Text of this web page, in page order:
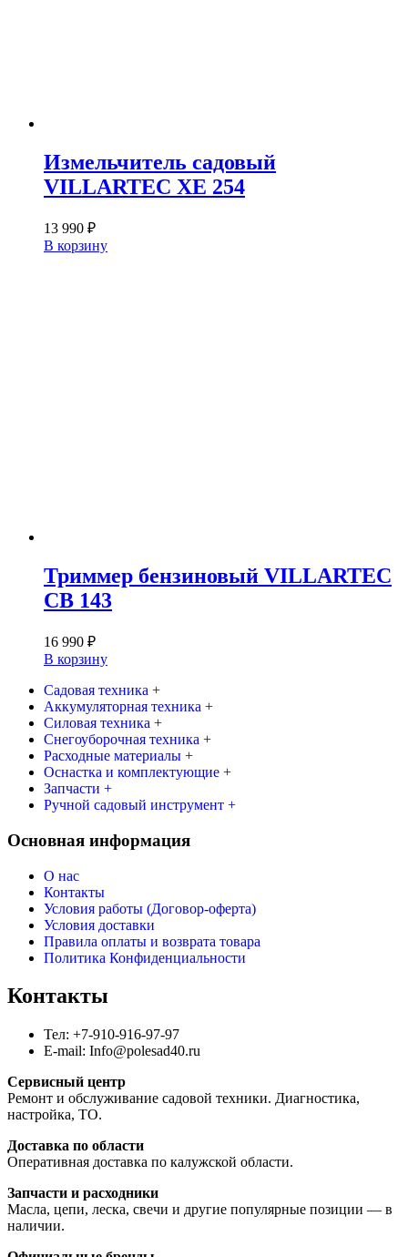
Измельчитель садовый
VILLARTEC XE 254
13 990 ₽
В корзину
Триммер бензиновый VILLARTEC
CB 143
16 990 ₽
В корзину
Садовая техника +
Аккумуляторная техника +
Силовая техника +
Снегоуборочная техника +
Расходные материалы +
Оснастка и комплектующие +
Запчасти +
Ручной садовый инструмент +
Основная информация
О нас
Контакты
Условия работы (Договор-оферта)
Условия доставки
Правила оплаты и возврата товара
Политика Конфиденциальности
Контакты
Тел: +7-910-916-97-97
E-mail: Info@polesad40.ru
Сервисный центр
Ремонт и обслуживание садовой техники. Диагностика,
настройка, ТО.
Доставка по области
Оперативная доставка по калужской области.
Запчасти и расходники
Масла, цепи, леска, свечи и другие популярные позиции — в
наличии.